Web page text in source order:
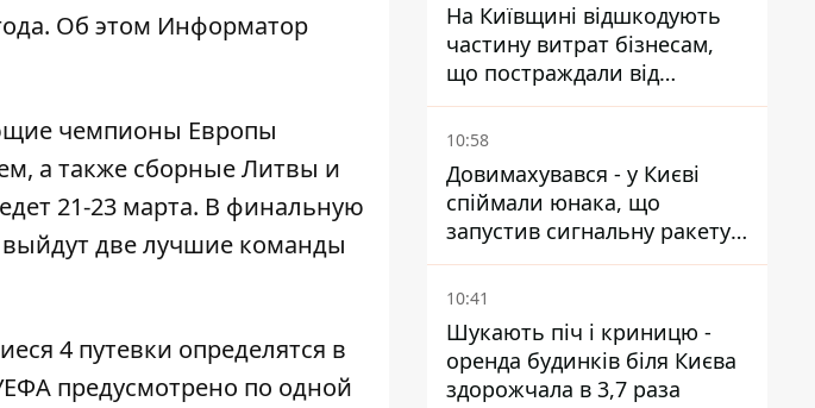
Об этом Информатор
чемпионы Европы
а также сборные Литвы и
21-23 марта. В финальную
выйдут две лучшие команды
4 путевки определятся в
предусмотрено по одной
На Київщині відшкодують
частину витрат бізнесам,
що постраждали від
прильотів ракет
10:58
Довимахувався - у Києві
спіймали юнака, що
запустив сигнальну ракету,
аби потішити дівчат
10:41
Шукають піч і криницю -
оренда будинків біля Києва
здорожчала в 3,7 раза